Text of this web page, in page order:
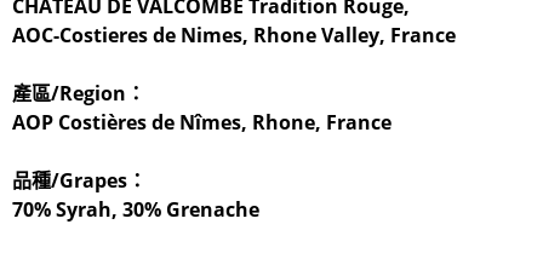
CHATEAU DE VALCOMBE Tradition Rouge,
AOC-Costieres de Nimes, Rhone Valley, France
產區/Region：
AOP Costières de Nîmes, Rhone, France
品種/Grapes：
70% Syrah, 30% Grenache